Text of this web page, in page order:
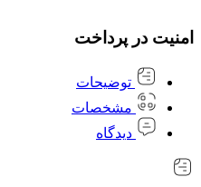
امنیت در پرداخت
توضیحات
مشخصات
دیدگاه